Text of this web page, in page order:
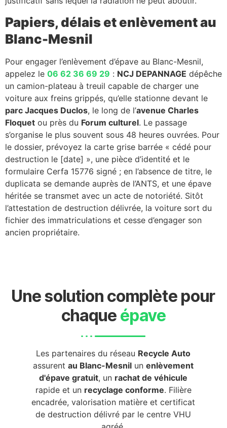
Papiers, délais et enlèvement au
Blanc-Mesnil
Pour engager l’enlèvement d’épave au Blanc-Mesnil,
appelez le 06 62 36 69 29 : NCJ DEPANNAGE dépêche
un camion-plateau à treuil capable de charger une
voiture aux freins grippés, qu’elle stationne devant le
parc Jacques Duclos, le long de l’avenue Charles
Floquet ou près du Forum culturel. Le passage
s’organise le plus souvent sous 48 heures ouvrées. Pour
le dossier, prévoyez la carte grise barrée « cédé pour
destruction le [date] », une pièce d’identité et le
formulaire Cerfa 15776 signé ; en l’absence de titre, le
duplicata se demande auprès de l’ANTS, et une épave
héritée se transmet avec un acte de notoriété. Sitôt
l’attestation de destruction délivrée, la voiture sort du
fichier des immatriculations et cesse d’engager son
ancien propriétaire.
Une solution complète pour
chaque épave
Les partenaires du réseau Recycle Auto
assurentau Blanc-Mesnil unenlèvement
d'épave gratuit, un rachat de véhicule
rapide et un recyclage conforme. Filière
encadrée, valorisation matière et certificat
de destruction délivré par le centre VHU